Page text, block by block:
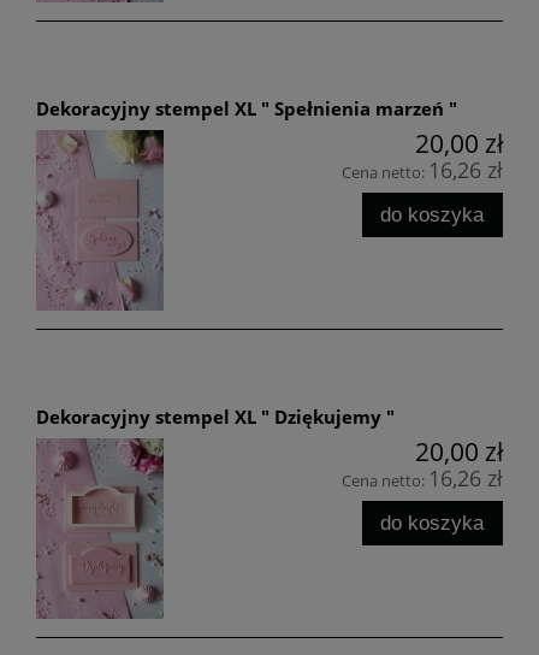
Dekoracyjny stempel XL " Spełnienia marzeń "
20,00 zł
Cena netto: 16,26 zł
do koszyka
Dekoracyjny stempel XL " Dziękujemy "
20,00 zł
Cena netto: 16,26 zł
do koszyka